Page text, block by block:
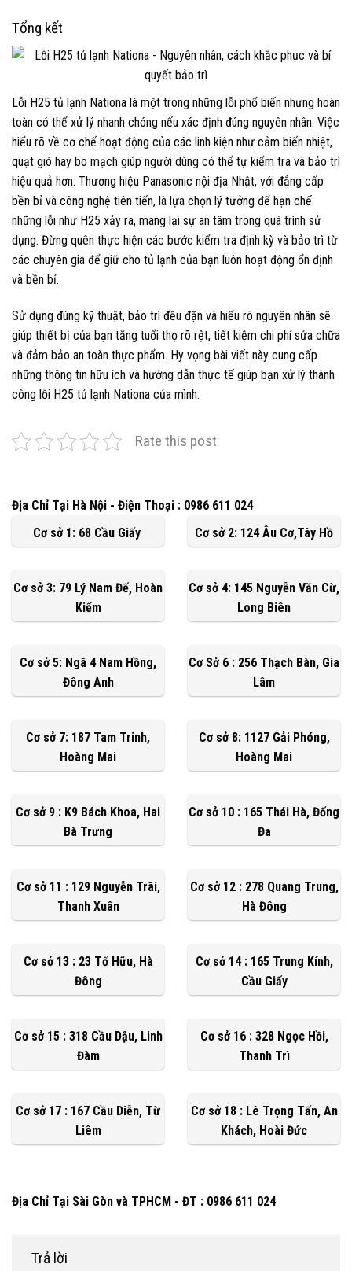
Tổng kết
Lỗi H25 tủ lạnh Nationa là một trong những lỗi phổ biến nhưng hoàn
toàn có thể xử lý nhanh chóng nếu xác định đúng nguyên nhân. Việc
hiểu rõ về cơ chế hoạt động của các linh kiện như cảm biến nhiệt,
quạt gió hay bo mạch giúp người dùng có thể tự kiểm tra và bảo trì
hiệu quả hơn. Thương hiệu Panasonic nội địa Nhật, với đẳng cấp
bền bỉ và công nghệ tiên tiến, là lựa chọn lý tưởng để hạn chế
những lỗi như H25 xảy ra, mang lại sự an tâm trong quá trình sử
dụng. Đừng quên thực hiện các bước kiểm tra định kỳ và bảo trì từ
các chuyên gia để giữ cho tủ lạnh của bạn luôn hoạt động ổn định
và bền bỉ.
Sử dụng đúng kỹ thuật, bảo trì đều đặn và hiểu rõ nguyên nhân sẽ
giúp thiết bị của bạn tăng tuổi thọ rõ rệt, tiết kiệm chi phí sửa chữa
và đảm bảo an toàn thực phẩm. Hy vọng bài viết này cung cấp
những thông tin hữu ích và hướng dẫn thực tế giúp bạn xử lý thành
công lỗi H25 tủ lạnh Nationa của mình.
Rate this post
Địa Chỉ Tại Hà Nội - Điện Thoại : 0986 611 024
Cơ sở 1: 68 Cầu Giấy
Cơ sở 2: 124 Âu Cơ,Tây Hồ
Cơ sở 3: 79 Lý Nam Đế, Hoàn
Kiếm
Cơ sở 4: 145 Nguyễn Văn Cừ,
Long Biên
Cơ sở 5: Ngã 4 Nam Hồng,
Đông Anh
Cơ Sở 6 : 256 Thạch Bàn, Gia
Lâm
Cơ sở 7: 187 Tam Trinh,
Hoàng Mai
Cơ sở 8: 1127 Gải Phóng,
Hoàng Mai
Cơ sở 9 : K9 Bách Khoa, Hai
Bà Trưng
Cơ sở 10 : 165 Thái Hà, Đống
Đa
Cơ sở 11 : 129 Nguyễn Trãi,
Thanh Xuân
Cơ sở 12 : 278 Quang Trung,
Hà Đông
Cơ sở 13 : 23 Tố Hữu, Hà
Đông
Cơ sở 14 : 165 Trung Kính,
Cầu Giấy
Cơ sở 15 : 318 Cầu Dậu, Linh
Đàm
Cơ sở 16 : 328 Ngọc Hồi,
Thanh Trì
Cơ sở 17 : 167 Cầu Diễn, Từ
Liêm
Cơ sở 18 : Lê Trọng Tấn, An
Khách, Hoài Đức
Địa Chỉ Tại Sài Gòn và TPHCM - ĐT : 0986 611 024
Trả lời